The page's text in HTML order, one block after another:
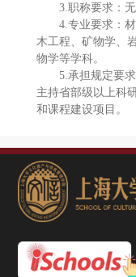
3.职称要求：无
4.专业要求：
木工程、矿物学、
物学等学科。
5.承担规定要
主持省部级以上科
和课程建设项目。